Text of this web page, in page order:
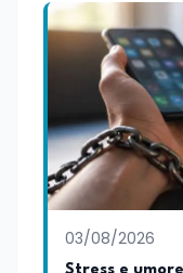
03/08/2026